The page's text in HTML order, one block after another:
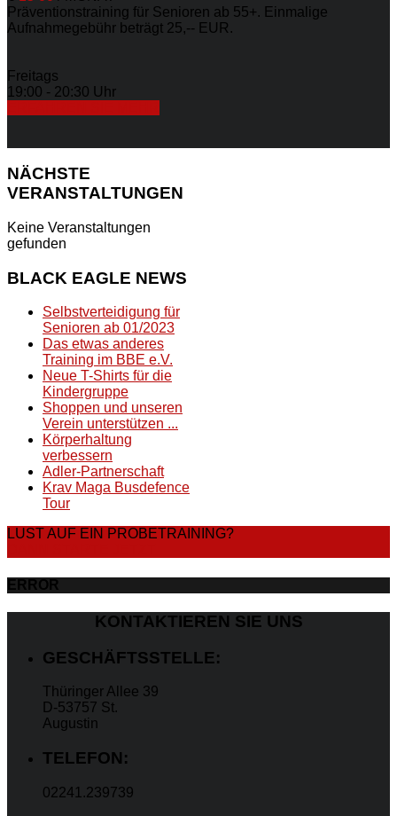
Präventionstraining für Senioren ab 55+. Einmalige
Aufnahmegebühr beträgt 25,-- EUR.
Freitags
19:00 - 20:30 Uhr
NÄCHSTE
VERANSTALTUNGEN
Keine Veranstaltungen
gefunden
BLACK EAGLE NEWS
Selbstverteidigung für
Senioren ab 01/2023
Das etwas anderes
Training im BBE e.V.
Neue T-Shirts für die
Kindergruppe
Shoppen und unseren
Verein unterstützen ...
Körperhaltung
verbessern
Adler-Partnerschaft
Krav Maga Busdefence
Tour
LUST AUF EIN PROBETRAINING?
ERROR
KONTAKTIEREN SIE UNS
GESCHÄFTSSTELLE:
Thüringer Allee 39
D-53757 St.
Augustin
TELEFON:
02241.239739